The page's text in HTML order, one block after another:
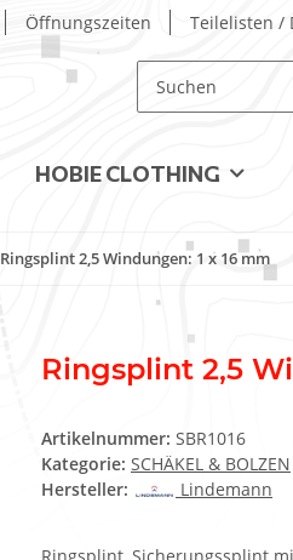
Öffnungszeiten Teilelisten /
HOBIE CLOTHING
Ringsplint 2,5 Windungen: 1 x 16 mm
Ringsplint 2,5
Artikelnummer: SBR1016
Kategorie: SCHÄKEL & BOLZEN
Hersteller:
Lindemann